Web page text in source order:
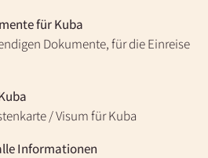
für Kuba
Dokumente, für die Einreise
/ Visum für Kuba
Informationen